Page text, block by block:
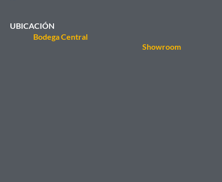
UBICACIÓN
Bodega Central
Showroom